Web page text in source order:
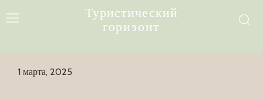
Туристический
горизонт
1 марта, 2025